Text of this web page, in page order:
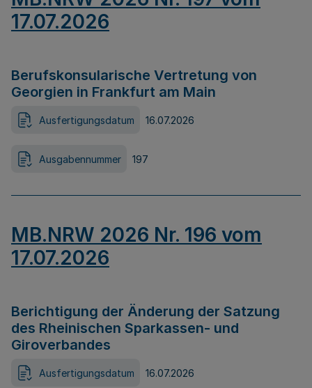
17.07.2026
Berufskonsularische Vertretung von
Georgien in Frankfurt am Main
Ausfertigungsdatum 16.07.2026
Ausgabennummer 197
MB.NRW 2026 Nr. 196 vom
17.07.2026
Berichtigung der Änderung der Satzung
des Rheinischen Sparkassen- und
Giroverbandes
Ausfertigungsdatum 16.07.2026